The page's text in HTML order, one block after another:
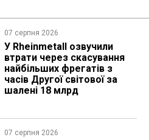
07 серпня 2026
У Rheinmetall озвучили
втрати через скасування
найбільших фрегатів з
часів Другої світової за
шалені 18 млрд
07 серпня 2026